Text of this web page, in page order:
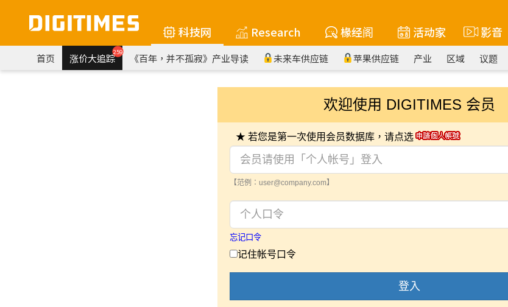
科技网 Research 椽经阁 活动家 影音
首页 涨价大追踪259 《百年，并不孤寂》产业导读 未来车供应链 苹果供应链 产业 区域 议题
欢迎使用 DIGITIMES 会员
★ 若您是第一次使用会员数据库，请点选
【范例：user@company.com】
忘记口令
记住帐号口令
登入